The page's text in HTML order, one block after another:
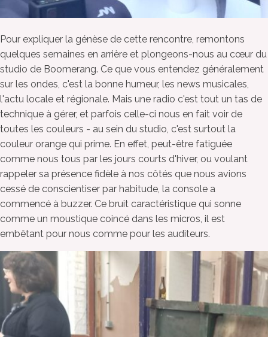
Pour expliquer la génèse de cette rencontre, remontons
quelques semaines en arrière et plongeons-nous au cœur du
studio de Boomerang. Ce que vous entendez généralement
sur les ondes, c'est la bonne humeur, les news musicales,
l'actu locale et régionale. Mais une radio c'est tout un tas de
technique à gérer, et parfois celle-ci nous en fait voir de
toutes les couleurs - au sein du studio, c'est surtout la
couleur orange qui prime. En effet, peut-être fatiguée
comme nous tous par les jours courts d'hiver, ou voulant
rappeler sa présence fidèle à nos côtés que nous avions
cessé de conscientiser par habitude, la console a
commencé à buzzer. Ce bruit caractéristique qui sonne
comme un moustique coincé dans les micros, il est
embêtant pour nous comme pour les auditeurs.